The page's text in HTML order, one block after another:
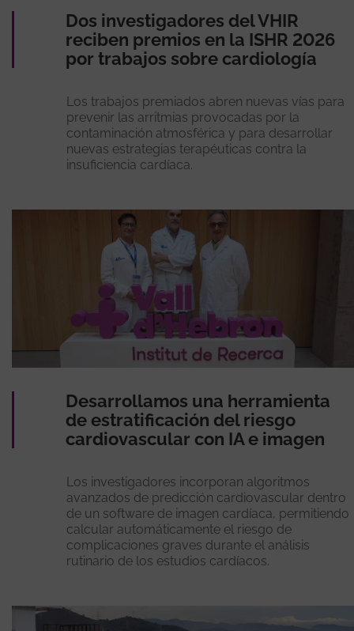
Dos investigadores del VHIR
reciben premios en la ISHR 2026
por trabajos sobre cardiología
Los trabajos premiados abren nuevas vías para
prevenir las arritmias provocadas por la
contaminación atmosférica y para desarrollar
nuevas estrategias terapéuticas contra la
insuficiencia cardíaca.
Desarrollamos una herramienta
de estratificación del riesgo
cardiovascular con IA e imagen
Los investigadores incorporan algoritmos
avanzados de predicción cardiovascular dentro
de un software de imagen cardíaca, permitiendo
calcular automáticamente el riesgo de
complicaciones graves durante el análisis
rutinario de los estudios cardíacos.